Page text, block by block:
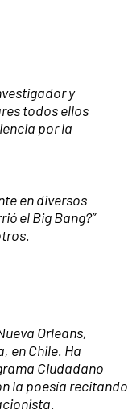
y
todos ellos
por la
en diversos
el Big Bang?”
Orleans,
en Chile. Ha
Ciudadano
la poesía recitando